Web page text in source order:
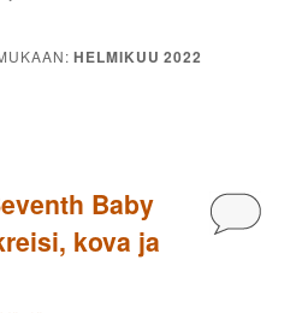
HELMIKUU 2022
Baby
kova ja